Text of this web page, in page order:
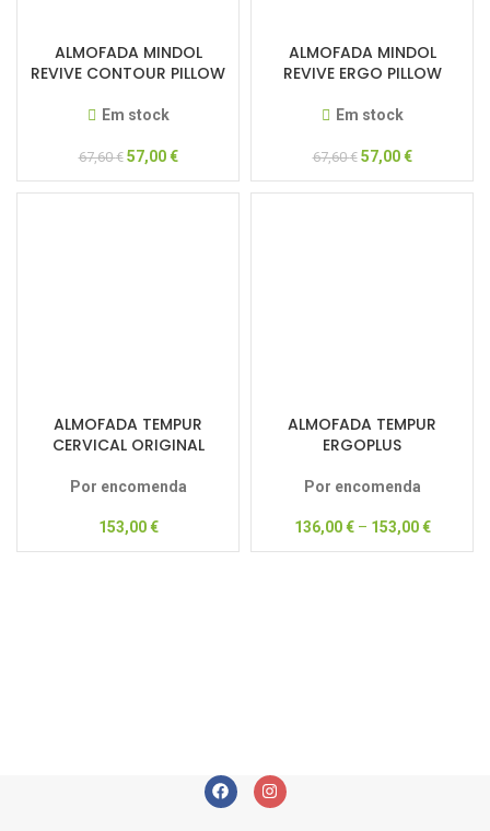
ALMOFADA MINDOL
REVIVE CONTOUR PILLOW
Em stock
67,60€ 57,00€
ALMOFADA MINDOL
REVIVE ERGO PILLOW
Em stock
67,60€ 57,00€
ALMOFADA TEMPUR
CERVICAL ORIGINAL
Por encomenda
153,00€
ALMOFADA TEMPUR
ERGOPLUS
Por encomenda
136,00€– 153,00€